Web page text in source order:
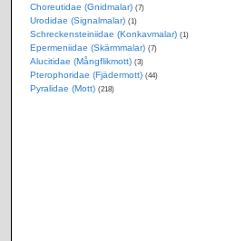
Choreutidae (Gnidmalar) (7)
Urodidae (Signalmalar) (1)
Schreckensteiniidae (Konkavmalar) (1)
Epermeniidae (Skärmmalar) (7)
Alucitidae (Mångflikmott) (3)
Pterophoridae (Fjädermott) (44)
Pyralidae (Mott) (218)